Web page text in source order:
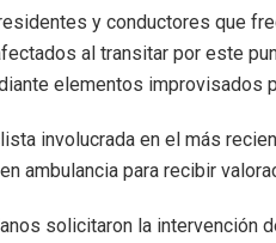
y conductores que
al transitar por este
elementos improvisados
involucrada en el más
ambulancia para recibir
solicitaron la intervención